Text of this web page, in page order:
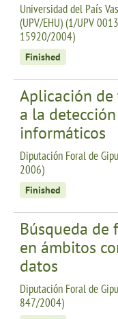
Universidad del País
(UPV/EHU) (1/UPV
15920/2004)
Finished
Aplicación
a la
informáticos
Diputación Foral de
2006)
Finished
Búsqueda
en ámbitos
datos
Diputación Foral de
847/2004)